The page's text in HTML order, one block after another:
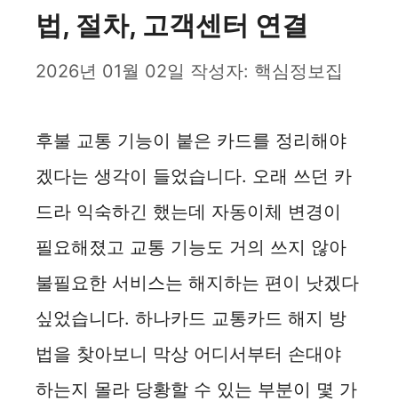
법, 절차, 고객센터 연결
2026년 01월 02일 작성자: 핵심정보집
후불 교통 기능이 붙은 카드를 정리해야
겠다는 생각이 들었습니다. 오래 쓰던 카
드라 익숙하긴 했는데 자동이체 변경이
필요해졌고 교통 기능도 거의 쓰지 않아
불필요한 서비스는 해지하는 편이 낫겠다
싶었습니다. 하나카드 교통카드 해지 방
법을 찾아보니 막상 어디서부터 손대야
하는지 몰라 당황할 수 있는 부분이 몇 가